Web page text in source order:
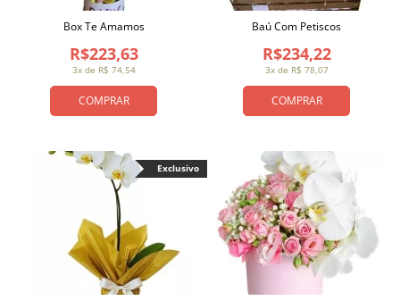
COMPRAR
3x de R$ 74,54
R$223,63
Box Te Amamos
COMPRAR
3x de R$ 78,07
R$234,22
Baú Com Petiscos
Exclusivo